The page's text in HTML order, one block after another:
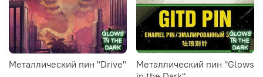
Металлический пин "Drive"
Металлический пин "Glows